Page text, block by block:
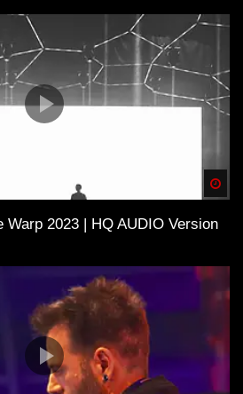
Warp 2023 | HQ AUDIO Version